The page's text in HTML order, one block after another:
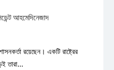
আহমেদিনেজাদ
রয়েছেন। একটি রাষ্ট্রের
তারা...